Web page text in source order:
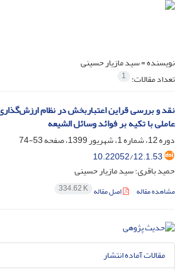
نویسنده =سید مازیار حسینی
تعداد مقالات: 1
نقد و بررسی قراین اعتباربخش در نظام
عاملی با تکیه بر فوائد وسائل الشیعه
دوره 12، شماره 1، شهریور 1399، صفحه
53-74
10.22052/12.1.53
حمید باقری؛ سید مازیار حسینی
مشاهده مقاله اصل مقاله 334.62 K
مقالات آماده انتشار